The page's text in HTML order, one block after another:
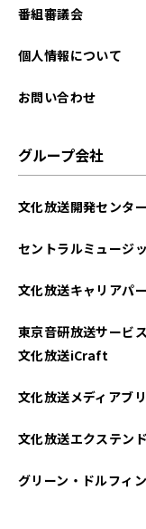
2023
2022
2021
番組審議会
個人情報について
お問い合わせ
グループ会社
文化放送開発センター
セントラルミュージ
文化放送キャリアパ
東京音研放送サービス
文化放送iCraft
文化放送メディアブ
文化放送エクステンド
グリーン・ドルフィン